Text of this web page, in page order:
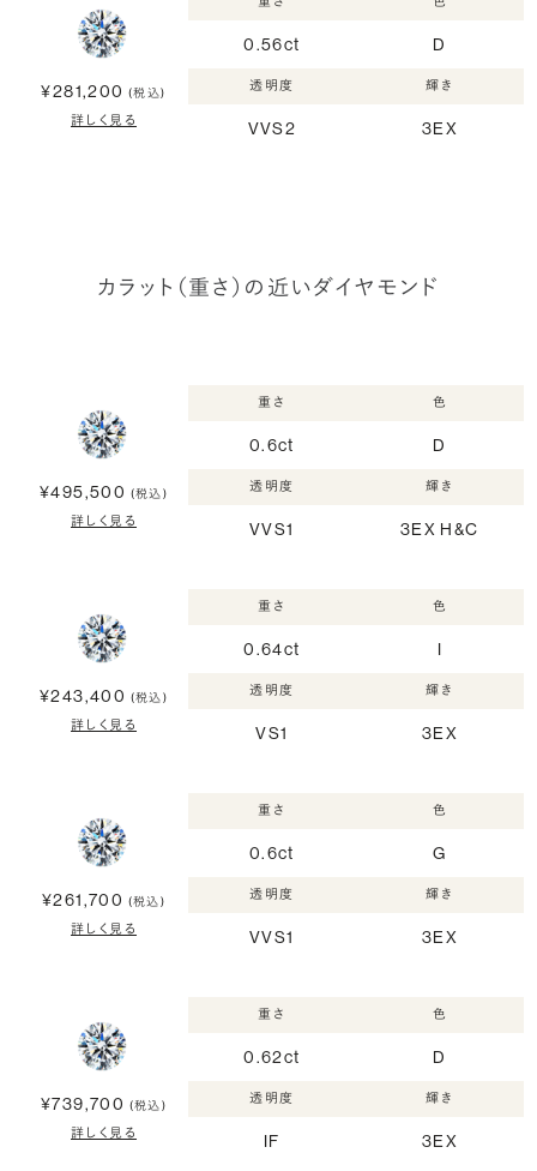
¥281,200 (税込)
詳しく見る
0.56ct D
透明度
VVS2
輝き
3EX
カラット（重さ）の近いダイヤモンド
¥495,500 (税込)
詳しく見る
重さ
0.6ct
色
D
透明度
VVS1
輝き
3EX H&C
¥243,400 (税込)
詳しく見る
重さ
0.64ct
色
I
透明度
VS1
輝き
3EX
¥261,700 (税込)
詳しく見る
重さ
0.6ct
色
G
透明度
VVS1
輝き
3EX
¥739,700 (税込)
詳しく見る
重さ
0.62ct
色
D
透明度
IF
輝き
3EX